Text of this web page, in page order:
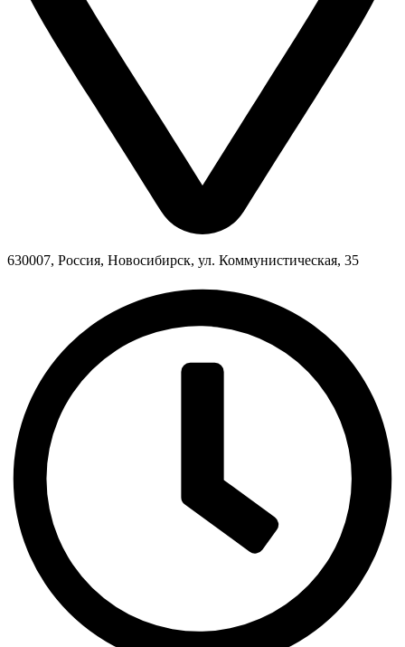
630007, Россия, Новосибирск, ул. Коммунистическая, 35